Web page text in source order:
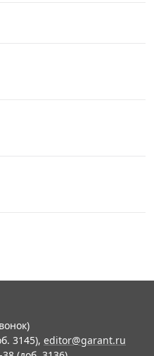
3145), editor@garant.ru